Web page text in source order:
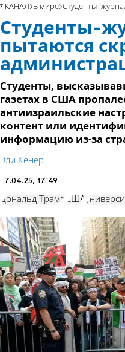
7 КАНАЛ В мире Студенты-журналисты
Студенты-
пытаются
Студенты,
газетах в США
антиизраильские
контент или
информацию из-за
Эли Кенер
7.04.25, 17:49
Дональд Трамп США